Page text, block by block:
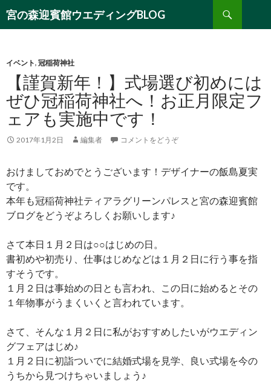
宮の森迎賓館ウエディングBLOG
検
索
ン
移
イベント, 冠稲荷神社
【謹賀新年！】式場選び初めには
ぜひ冠稲荷神社へ！お正月限定フ
ェアも実施中です！
2017年1月2日 編集者 コメントをどうぞ
おけましておめでとうございます！デザイナーの飯島夏実
です。
本年も冠稲荷神社ティアラグリーンパレスと宮の森迎賓館
ブログをどうぞよろしくお願いします♪
さて本日１月２日は○○はじめの日。
書初めや初売り、仕事はじめなどは１月２日に行う事を指
すそうです。
１月２日は事始めの日とも言われ、この日に始めるとその
１年物事がうまくいくと言われています。
さて、そんな１月２日に私がおすすめしたいがウエディン
グフェアはじめ♪
１月２日に初詣ついでに結婚式場を見学、良い式場を今の
うちから見つけちゃいましょう♪